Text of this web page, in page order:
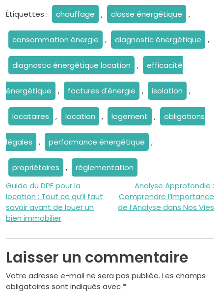
Étiquettes : chauffage , classe énergétique ,
consommation énergie , diagnostic énergétique ,
diagnostic énergétique location , efficacité
énergétique , factures d'énergie , isolation ,
locataires , location , logement , obligations
légales , performance énergétique ,
propriétaires , réglementation
Navigation
de
l’article
Guide du DPE pour la
location : Tout ce qu’il faut
savoir avant de louer un
bien immobilier
Analyse Approfondie :
Comprendre l’Importance
de l’Analyse dans Nos Vies
Laisser un commentaire
Votre adresse e-mail ne sera pas publiée. Les champs
obligatoires sont indiqués avec *